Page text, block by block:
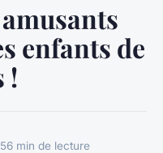
enfants de
!
6 min de lecture